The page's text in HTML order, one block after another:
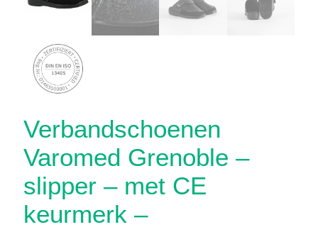
Verbandschoenen
Varomed Grenoble –
slipper – met CE
keurmerk –